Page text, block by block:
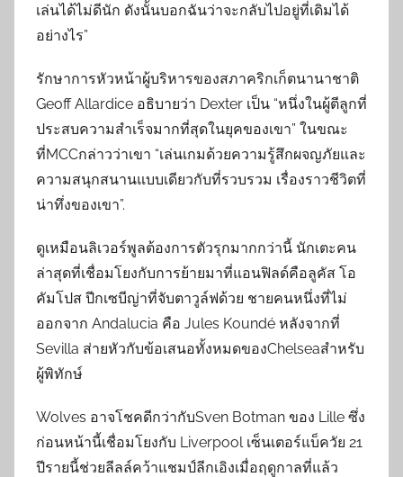
เล่นได้ไม่ดีนัก ดังนั้นบอกฉันว่าจะกลับไปอยู่ที่เดิมได้
อย่างไร”
รักษาการหัวหน้าผู้บริหารของสภาคริกเก็ตนานาชาติ
Geoff Allardice อธิบายว่า Dexter เป็น “หนึ่งในผู้ตีลูกที่
ประสบความสำเร็จมากที่สุดในยุคของเขา” ในขณะ
ที่MCCกล่าวว่าเขา “เล่นเกมด้วยความรู้สึกผจญภัยและ
ความสนุกสนานแบบเดียวกับที่รวบรวม เรื่องราวชีวิตที่
น่าทึ่งของเขา”.
ดูเหมือนลิเวอร์พูลต้องการตัวรุกมากกว่านี้ นักเตะคน
ล่าสุดที่เชื่อมโยงกับการย้ายมาที่แอนฟิลด์คือลูคัส โอ
คัมโปส ปีกเซบีญ่าที่จับตาวูล์ฟด้วย ชายคนหนึ่งที่ไม่
ออกจาก Andalucia คือ Jules Koundé หลังจากที่
Sevilla ส่ายหัวกับข้อเสนอทั้งหมดของChelseaสำหรับ
ผู้พิทักษ์
Wolves อาจโชคดีกว่ากับSven Botman ของ Lille ซึ่ง
ก่อนหน้านี้เชื่อมโยงกับ Liverpool เซ็นเตอร์แบ็ควัย 21
ปีรายนี้ช่วยลีลล์คว้าแชมป์ลีกเอิงเมื่อฤดูกาลที่แล้ว